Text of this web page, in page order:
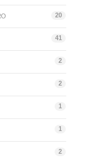
20
41
2
2
1
1
2